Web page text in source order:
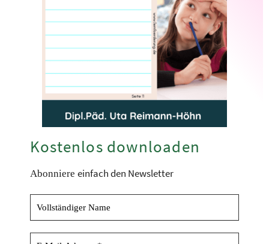
Kostenlos downloaden
Abonniere einfach den Newsletter